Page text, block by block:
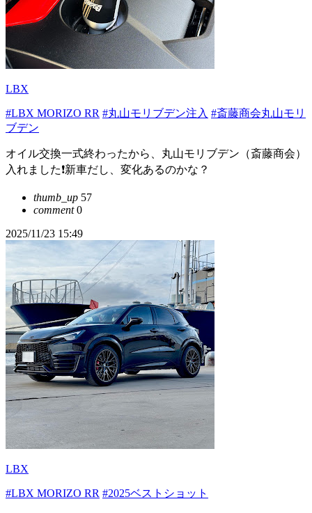
LBX
#LBX MORIZO RR #丸山モリブデン注入 #斎藤商会丸山モリ
ブデン
オイル交換一式終わったから、丸山モリブデン（斎藤商会）
入れました❗️新車だし、変化あるのかな？
thumb_up 57
comment0
2025/11/23 15:49
LBX
#LBX MORIZO RR #2025ベストショット